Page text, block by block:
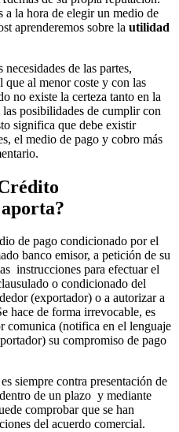
a la hora de elegir un medio de
aprenderemos sobre la utilidad
de las partes,
que al menor coste y con las
no existe la certeza tanto en la
posibilidades de cumplir con
significa que debe existir
el medio de pago y cobro más
de pago condicionado por el
banco emisor, a petición de su
instrucciones para efectuar el
o condicionado del
(exportador) o a autorizar a
hace de forma irrevocable, es
comunica (notifica en el lenguaje
su compromiso de pago
siempre contra presentación de
de un plazo y mediante
comprobar que se han
del acuerdo comercial.